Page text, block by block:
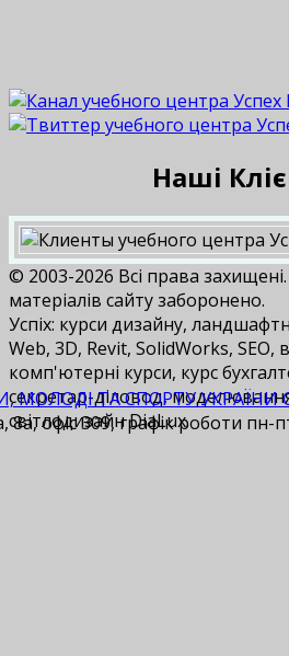
МОЛОДІ ТА СПОРТУ УКРАЇНИ
8а, офіс 309, графік роботи пн-
Наші
© 2003-2026 Всі права
матеріалів сайту заборонено.
Успіх: курси дизайну,
Web, 3D, Revit, SolidWorks, SEO,
комп'ютерні курси, курс
cекретар-діловод,
світлодизайн DiaLux.